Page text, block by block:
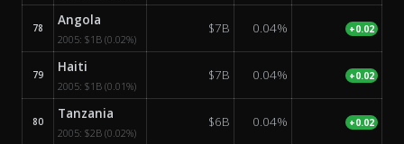
78 Angola
2005: $1B (0.02%)
$7B 0.04% +0.02
79 Haiti
2005: $1B (0.01%)
$7B 0.04% +0.02
80 Tanzania
2005: $2B (0.02%)
$6B 0.04% +0.02